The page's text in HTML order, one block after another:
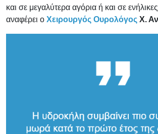
και σε μεγαλύτερα αγόρια ή και σε
αναφέρει ο Χειρουργός Ουρολόγος Χ.